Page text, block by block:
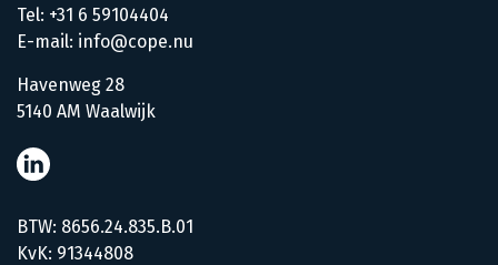
Tel: +31 6 59104404
E-mail: info@cope.nu
Havenweg 28
5140 AM Waalwijk
BTW: 8656.24.835.B.01
KvK: 91344808